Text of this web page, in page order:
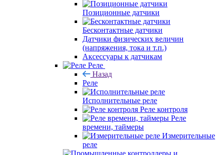
Позиционные датчики
Бесконтактные датчики
Датчики физических величин
(напряжения, тока и т.п.)
Аксессуары к датчикам
Реле
Назад
Реле
Исполнительные реле
Реле контроля
Реле
времени, таймеры
Измерительные
реле